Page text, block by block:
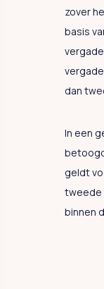
zover
basis
dan
In een
geldt
tweede
binnen